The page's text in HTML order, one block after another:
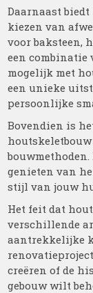
Daarnaast
kiezen van
voor baksteen,
een combinatie
mogelijk met
een unieke
persoonlijke
Bovendien is
genieten van
stijl van jouw
Het feit dat
verschillende
aantrekkelijke
creëren of de
gebouw wilt